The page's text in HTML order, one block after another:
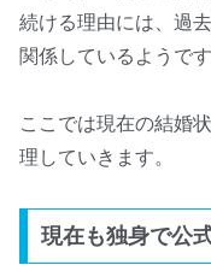
続ける理由には、過
関係しているようです
ここでは現在の結婚
理していきます。
現在も独身で公